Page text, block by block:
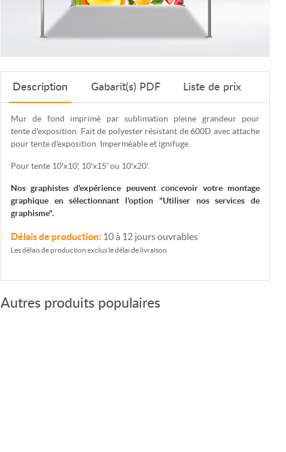
Description Gabarit(s) PDF Liste de prix
Mur de fond imprimé par sublimation pleine grandeur pour
tente d'exposition. Fait de polyester résistant de 600D avec attache
pour tente d'exposition. Imperméable et ignifuge.
Pour tente 10'x10', 10'x15' ou 10'x20'.
Nos graphistes d'expérience peuvent concevoir votre montage
graphique en sélectionnant l'option "Utiliser nos services de
graphisme".
Délais de production: 10 à 12 jours ouvrables
Les délais de production exclus le délai de livraison
Autres produits populaires